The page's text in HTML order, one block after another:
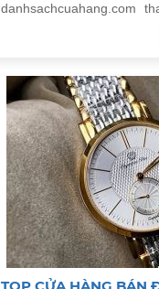
danhsachcuahang.com
hàng bán đồng hồ